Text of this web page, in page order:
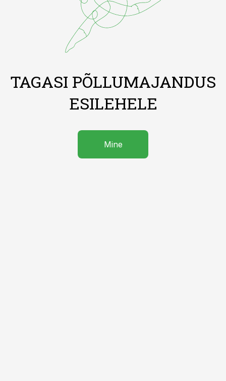
TAGASI PÕLLUMAJANDUS
ESILEHELE
Mine